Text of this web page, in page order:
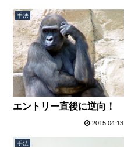
手法
エントリー直後に逆向！
2015.04.13
手法